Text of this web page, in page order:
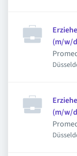
(m/w/
(m/w/